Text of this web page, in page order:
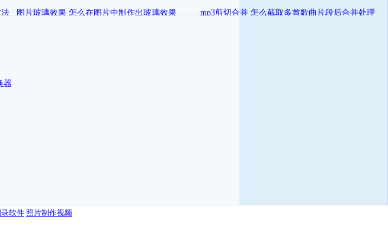
图片玻璃效果 怎么在图片中制作出玻璃效果 mp3剪切合并 怎么截取多首歌曲片段后合并处理
器
软件 照片制作视频